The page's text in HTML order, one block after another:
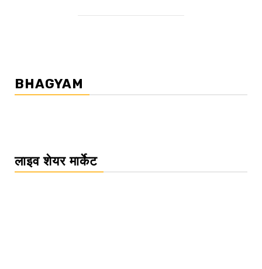
BHAGYAM
लाइव शेयर मार्केट